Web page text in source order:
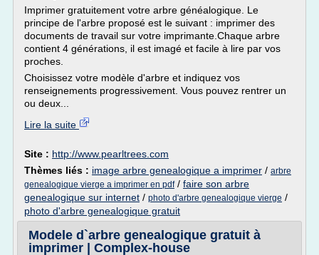
Imprimer gratuitement votre arbre généalogique. Le
principe de l'arbre proposé est le suivant : imprimer des
documents de travail sur votre imprimante.Chaque arbre
contient 4 générations, il est imagé et facile à lire par vos
proches.
Choisissez votre modèle d'arbre et indiquez vos
renseignements progressivement. Vous pouvez rentrer un
ou deux...
Lire la suite
Site : http://www.pearltrees.com
Thèmes liés : image arbre genealogique a imprimer / arbre
genealogique vierge a imprimer en pdf/ faire son arbre
genealogique sur internet / photo d'arbre genealogique vierge /
photo d'arbre genealogique gratuit
Modele d`arbre genealogique gratuit à
imprimer | Complex-house